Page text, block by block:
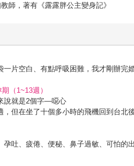
師，著有《露露胖公主變身記》
片空白、有點呼吸困難，我才剛辦
（1~13週）
說就是2個字—噁心
但在坐了十個多小時的飛機回到台
吐、疲倦、便秘、鼻子過敏、可怕的